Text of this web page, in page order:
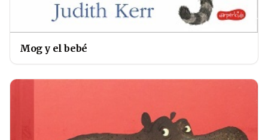
Mog y el bebé